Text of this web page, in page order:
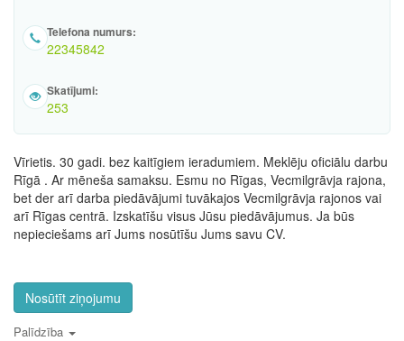
Telefona numurs:
22345842
Skatījumi:
253
Vīrietis. 30 gadi. bez kaitīgiem ieradumiem. Meklēju oficiālu darbu
Rīgā . Ar mēneša samaksu. Esmu no Rīgas, Vecmilgrāvja rajona,
bet der arī darba piedāvājumi tuvākajos Vecmilgrāvja rajonos vai
arī Rīgas centrā. Izskatīšu visus Jūsu piedāvājumus. Ja būs
nepieciešams arī Jums nosūtīšu Jums savu CV.
Nosūtīt ziņojumu
Palīdzība